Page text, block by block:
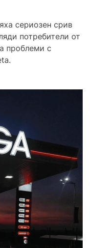
сериозен срив
потребители от
проблеми с